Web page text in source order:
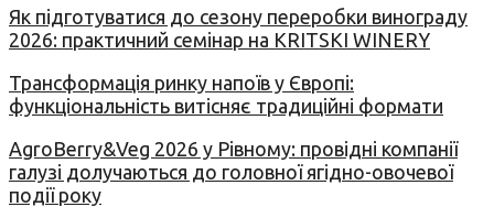
Як підготуватися до сезону переробки винограду
2026: практичний семінар на KRITSKI WINERY
Трансформація ринку напоїв у Європі:
функціональність витісняє традиційні формати
AgroBerry&Veg 2026 у Рівному: провідні компанії
галузі долучаються до головної ягідно-овочевої
події року